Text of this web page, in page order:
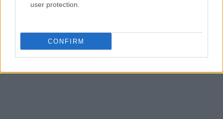
user protection.
CONFIRM